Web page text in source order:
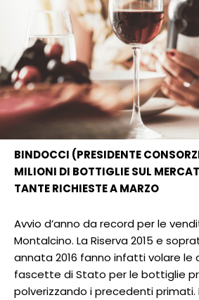
BINDOCCI (PRESIDENTE
MILIONI DI BOTTIGLIE SUL
TANTE RICHIESTE A MARZO
Avvio d’anno da record per le
Montalcino. La Riserva 2015 e
annata 2016 fanno infatti volare le
fascette di Stato per le bottiglie
polverizzando i precedenti primati.